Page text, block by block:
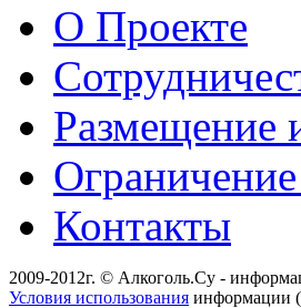
О Проекте
Размещение
Ограничение
Контакты
2009-2012г. © Алкоголь.Су -
Условия использования информации